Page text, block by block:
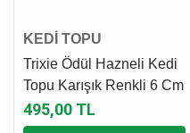
KEDİ TOPU
Trixie Ödül Hazneli Kedi
Topu Karışık Renkli 6 Cm
495,00 TL